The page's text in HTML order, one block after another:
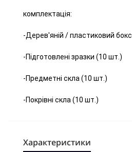
комплектація:
-Дерев'яній / пластиковий бокс
-Підготовлені зразки (10 шт.)
-Предметні скла (10 шт.)
-Покрівні скла (10 шт.)
Характеристики